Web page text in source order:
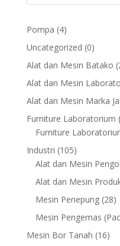
Pompa 44
products
Uncategorized 00
Alat dan Mesin Batako
Alat dan Mesin
Alat dan Mesin Marka
Furniture Laboratorium
Furniture
Industri 105105
products
Alat dan Mesin
Alat dan Mesin
Mesin Penepung 2828
Mesin Pengemas
Mesin Bor Tanah 1616